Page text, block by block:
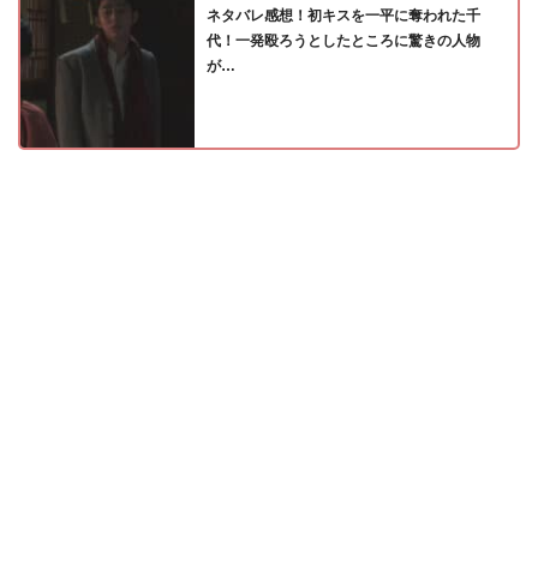
ネタバレ感想！初キスを一平に奪われた千
代！一発殴ろうとしたところに驚きの人物
が…